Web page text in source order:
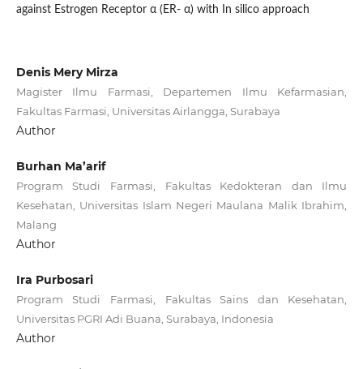
against Estrogen Receptor α (ER- α) with In silico approach
Denis Mery Mirza
Magister Ilmu Farmasi, Departemen Ilmu Kefarmasian,
Fakultas Farmasi, Universitas Airlangga, Surabaya
Author
Burhan Ma’arif
Program Studi Farmasi, Fakultas Kedokteran dan Ilmu
Kesehatan, Universitas Islam Negeri Maulana Malik Ibrahim,
Malang
Author
Ira Purbosari
Program Studi Farmasi, Fakultas Sains dan Kesehatan,
Universitas PGRI Adi Buana, Surabaya, Indonesia
Author